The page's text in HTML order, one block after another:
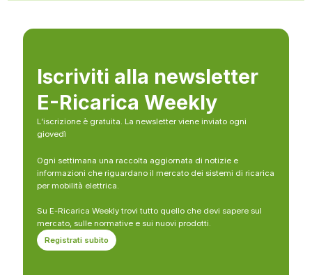
Iscriviti alla newsletter
E-Ricarica Weekly
L’iscrizione è gratuita. La newsletter viene inviato ogni
giovedì
Ogni settimana una raccolta aggiornata di notizie e
informazioni che riguardano il mercato dei sistemi di ricarica
per mobilità elettrica.
Su E-Ricarica Weekly trovi tutto quello che devi sapere sul
mercato, sulle normative e sui nuovi prodotti.
Registrati subito